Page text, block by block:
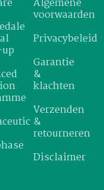
voorwaarden
Privacybeleid
Garantie
&
klachten
Verzenden
&
retourneren
Disclaimer